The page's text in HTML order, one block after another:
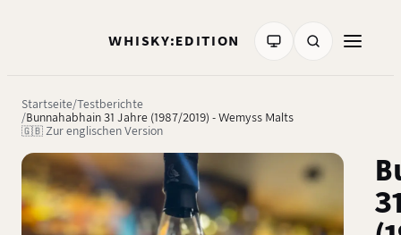
WHISKY:EDITION
Startseite Testberichte
Bunnahabhain 31 Jahre (1987/2019) - Wemyss Malts
🇬🇧 Zur englischen Version